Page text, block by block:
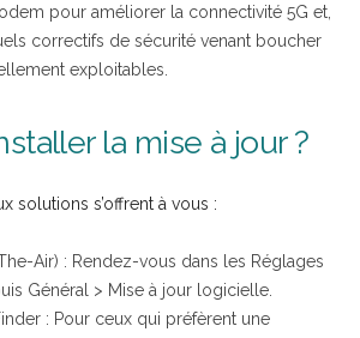
pour améliorer la connectivité 5G et,
correctifs de sécurité venant boucher
exploitables.
la mise à jour ?
solutions s’offrent à vous :
Air) : Rendez-vous dans les Réglages
Général > Mise à jour logicielle.
: Pour ceux qui préfèrent une